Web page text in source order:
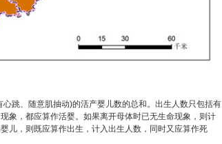
跳、随意肌抽动)的活产婴儿数的总和。出生人数只包括有
象，都应算作活婴。如果离开母体时已无生命现象，则计
儿，则既应算作出生，计入出生人数，同时又应算作死